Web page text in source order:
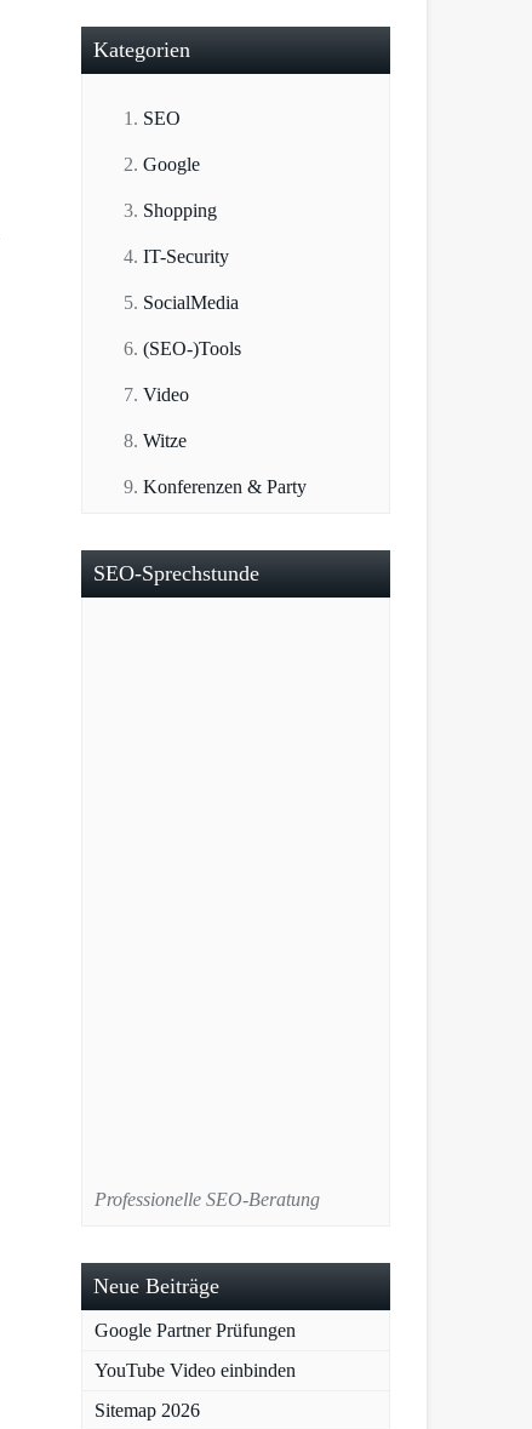
Kategorien
SEO
Google
Shopping
IT-Security
SocialMedia
(SEO-)Tools
Video
Witze
Konferenzen & Party
SEO-Sprechstunde
Professionelle SEO-Beratung
Neue Beiträge
Google Partner Prüfungen
YouTube Video einbinden
Sitemap 2026